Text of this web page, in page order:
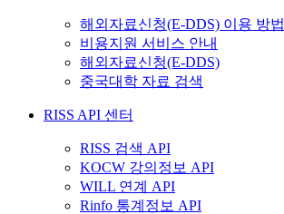
해외자료신청(E-DDS) 이용 방법
비용지원 서비스 안내
해외자료신청(E-DDS)
중국대학 자료 검색
RISS API 센터
RISS 검색 API
KOCW 강의정보 API
WILL 연계 API
Rinfo 통계정보 API